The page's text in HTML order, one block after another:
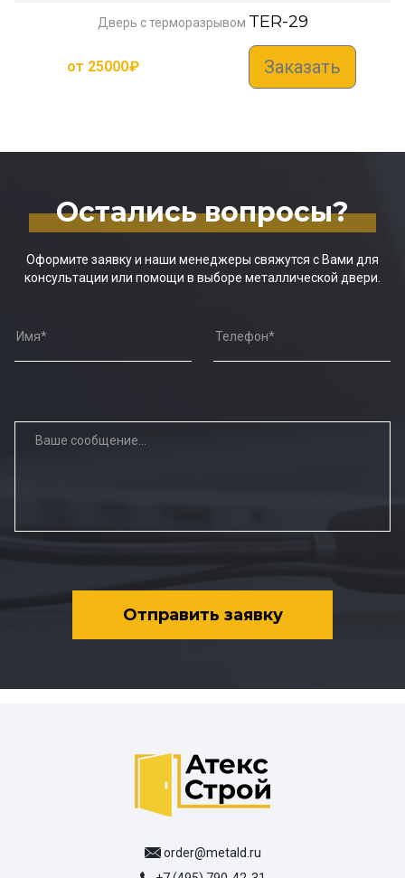
Дверь с терморазрывом TER-29
от 25000₽ Заказать
Остались вопросы?
Оформите заявку и наши менеджеры свяжутся с Вами для
консультации или помощи в выборе металлической двери.
Отправить заявку
order@metald.ru